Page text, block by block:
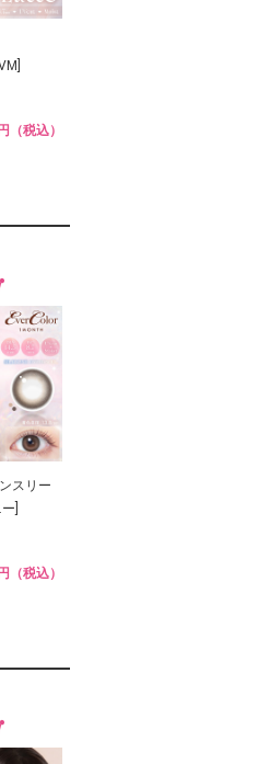
（税込）
スリー
]
（税込）